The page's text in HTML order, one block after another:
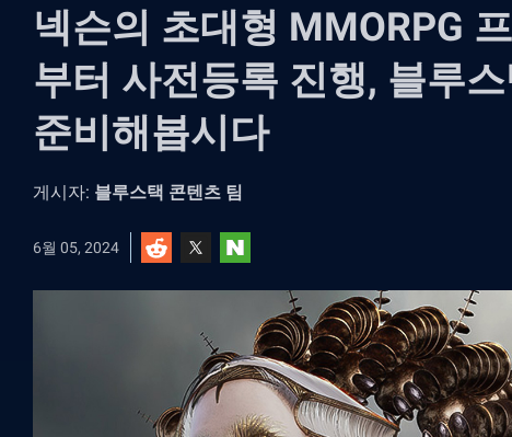
넥슨의 초대형 MMORPG
부터 사전등록 진행, 블루
준비해봅시다
게시자: 블루스택 콘텐츠 팀
6월 05, 2024